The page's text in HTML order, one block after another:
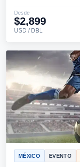
Desde
$2,899
USD / DBL
MÉXICO EVENTO